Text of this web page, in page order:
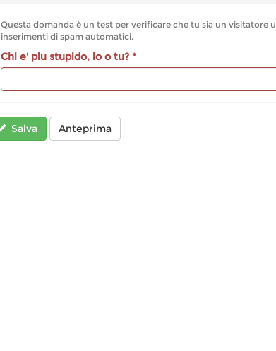
Questa domanda è un test per verificare che tu sia un visitatore
inserimenti di spam automatici.
Chi e' piu stupido, io o tu? *
Salva Anteprima